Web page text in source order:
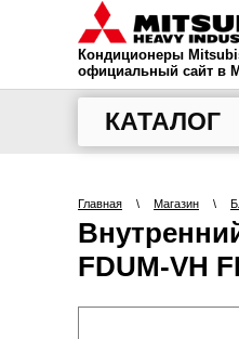
Кондиционеры
официальный сайт в
КАТАЛОГ
Главная \ Магазин \
FDUM-VH